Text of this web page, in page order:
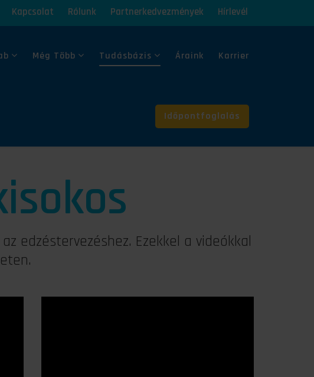
Kapcsolat Rólunk Partnerkedvezmények Hírlevél
Még Több Tudásbázis Áraink Karrier
Időpontfoglalás
edzéstervezéshez. Ezekkel a videókkal